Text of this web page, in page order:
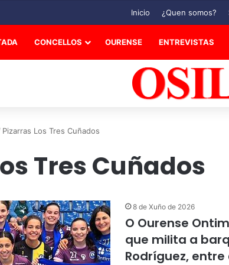
Inicio ¿Quen somos?
CONCELLOS OURENSE ENTREVISTAS
Pizarras Los Tres Cuñados
Tres Cuñados
8 de Xuño de 2026
O Ourense
que milita a
Rodríguez,